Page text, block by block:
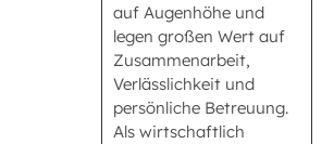
auf Augenhöhe und
legen großen Wert auf
Zusammenarbeit,
Verlässlichkeit und
persönliche Betreuung.
Als wirtschaftlich